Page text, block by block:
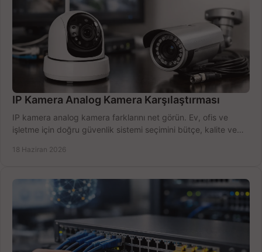
IP Kamera Analog Kamera Karşılaştırması
IP kamera analog kamera farklarını net görün. Ev, ofis ve
işletme için doğru güvenlik sistemi seçimini bütçe, kalite ve
18 Haziran 2026